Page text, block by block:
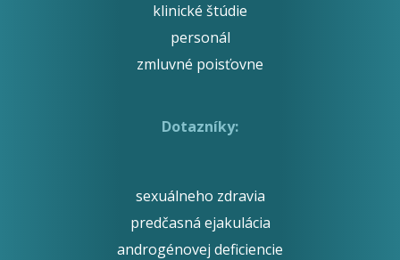
klinické štúdie
personál
zmluvné poisťovne
Dotazníky:
sexuálneho zdravia
predčasná ejakulácia
androgénovej deficiencie